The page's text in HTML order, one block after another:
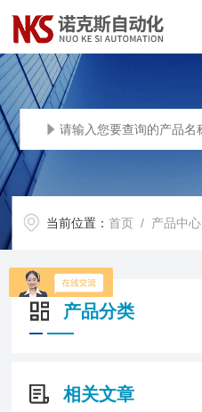
当前位置：首页 / 产品中心
产品分类
相关文章